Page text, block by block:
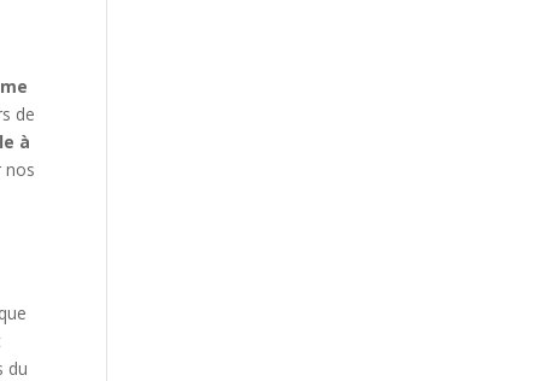
de
à
nos
du